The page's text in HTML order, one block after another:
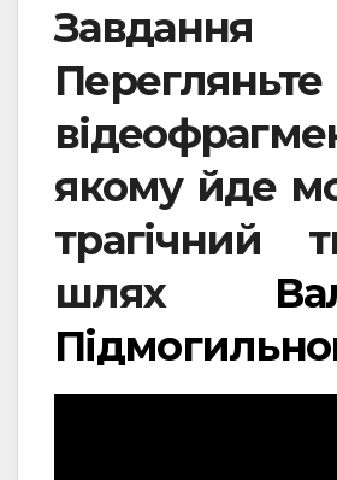
Перегляньте
якому йде
трагічний
шлях